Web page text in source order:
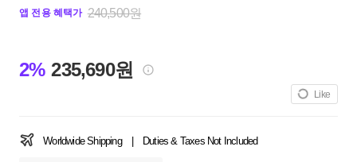
앱 전용 혜택가 240,500원
2% 235,690원
Like
Worldwide Shipping Duties & Taxes Not Included